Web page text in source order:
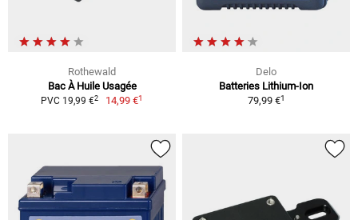
Rothewald
Bac À Huile Usagée
PVC 19,99 €2 14,99 €1
Delo
Batteries Lithium-Ion
79,99 €1